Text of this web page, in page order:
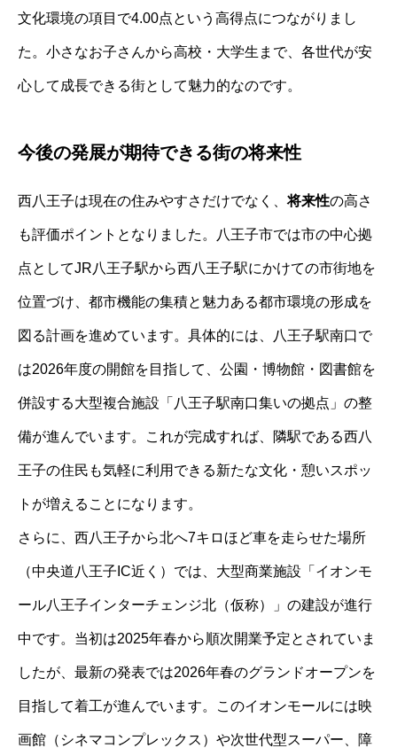
文化環境の項目で4.00点という高得点につながりまし
た。小さなお子さんから高校・大学生まで、各世代が安
心して成長できる街として魅力的なのです。
今後の発展が期待できる街の将来性
西八王子は現在の住みやすさだけでなく、将来性の高さ
も評価ポイントとなりました。八王子市では市の中心拠
点としてJR八王子駅から西八王子駅にかけての市街地を
位置づけ、都市機能の集積と魅力ある都市環境の形成を
図る計画を進めています。具体的には、八王子駅南口で
は2026年度の開館を目指して、公園・博物館・図書館を
併設する大型複合施設「八王子駅南口集いの拠点」の整
備が進んでいます。これが完成すれば、隣駅である西八
王子の住民も気軽に利用できる新たな文化・憩いスポッ
トが増えることになります。
さらに、西八王子から北へ7キロほど車を走らせた場所
（中央道八王子IC近く）では、大型商業施設「イオンモ
ール八王子インターチェンジ北（仮称）」の建設が進行
中です。当初は2025年春から順次開業予定とされていま
したが、最新の発表では2026年春のグランドオープンを
目指して着工が進んでいます。このイオンモールには映
画館（シネマコンプレックス）や次世代型スーパー、障